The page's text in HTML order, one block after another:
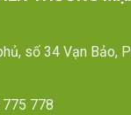
số 34 Vạn Bảo,
778